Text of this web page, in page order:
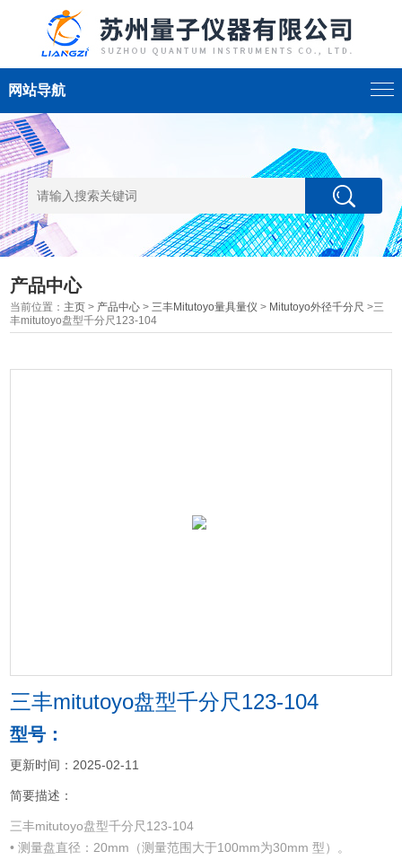
网站导航
产品中心
当前位置： 主页 > 产品中心 >三丰Mitutoyo量具量仪 > Mitutoyo外径千分尺 >三
丰mitutoyo盘型千分尺123-104
三丰mitutoyo盘型千分尺123-104
型号：
更新时间：2025-02-11
简要描述：
三丰mitutoyo盘型千分尺123-104
• 测量盘直径：20mm（测量范围大于100mm为30mm 型）。